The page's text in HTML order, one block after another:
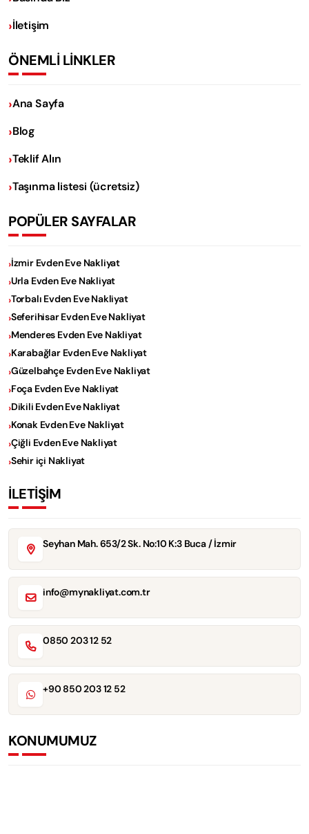
İletişim
ÖNEMLİ LİNKLER
Ana Sayfa
Blog
Teklif Alın
Taşınma listesi (ücretsiz)
POPÜLER SAYFALAR
İzmir Evden Eve Nakliyat
Urla Evden Eve Nakliyat
Torbalı Evden Eve Nakliyat
Seferihisar Evden Eve Nakliyat
Menderes Evden Eve Nakliyat
Karabağlar Evden Eve Nakliyat
Güzelbahçe Evden Eve Nakliyat
Foça Evden Eve Nakliyat
Dikili Evden Eve Nakliyat
Konak Evden Eve Nakliyat
Çiğli Evden Eve Nakliyat
Sehir içi Nakliyat
İLETİŞİM
Seyhan Mah. 653/2 Sk. No:10 K:3 Buca / İzmir
info@mynakliyat.com.tr
0850 203 12 52
+90 850 203 12 52
KONUMUMUZ